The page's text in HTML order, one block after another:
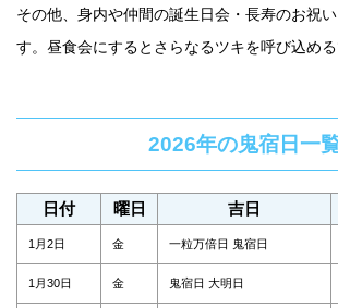
その他、身内や仲間の誕生日会・長寿のお祝
す。昼食会にするとさらなるツキを呼び込める
2026年の鬼宿日一
日付 曜日 吉日
1月2日 金 一粒万倍日 鬼宿日
1月30日 金 鬼宿日 大明日